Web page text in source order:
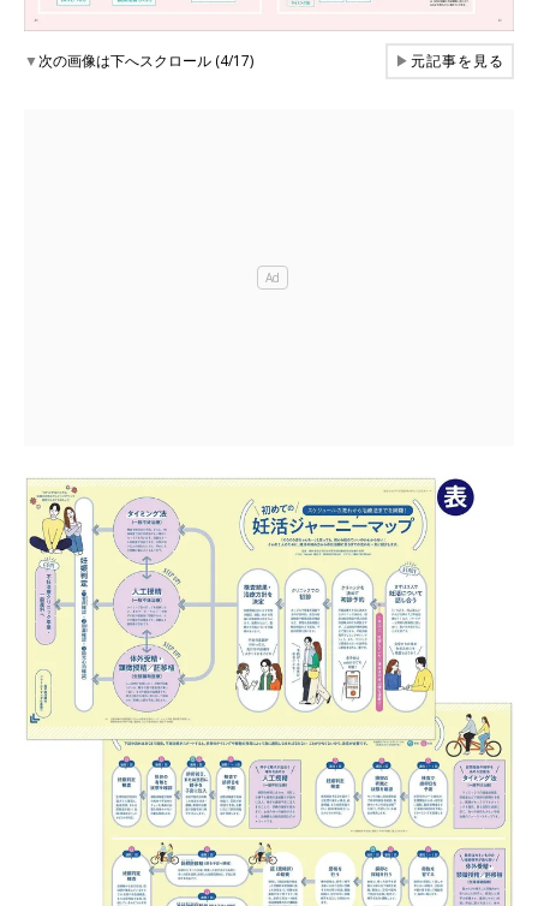
▼次の画像は下へスクロール (4/17) ▶元記事を見る